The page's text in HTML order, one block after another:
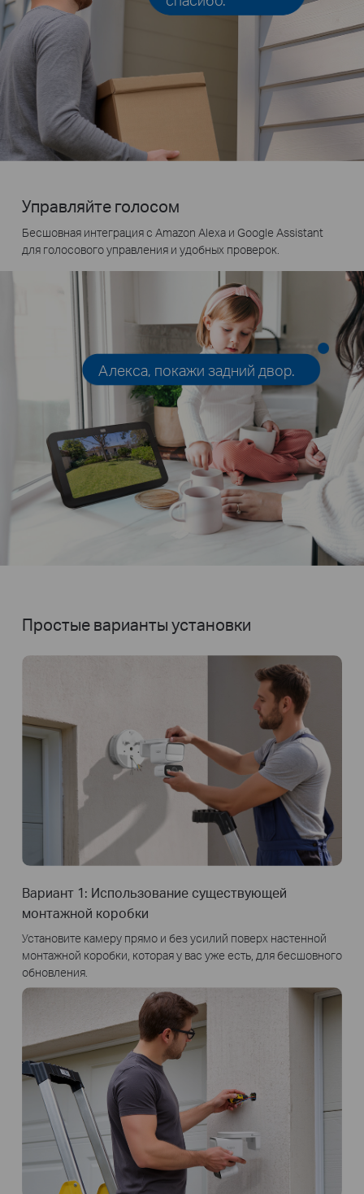
Алекса, покажи задний двор.
Управляйте голосом
Бесшовная интеграция с Amazon Alexa и Google Assistant
для голосового управления и удобных проверок.
Простые варианты установки
Вариант 1: Использование существующей
монтажной коробки
Установите камеру прямо и без усилий поверх настенной
монтажной коробки, которая у вас уже есть, для бесшовного
обновления.